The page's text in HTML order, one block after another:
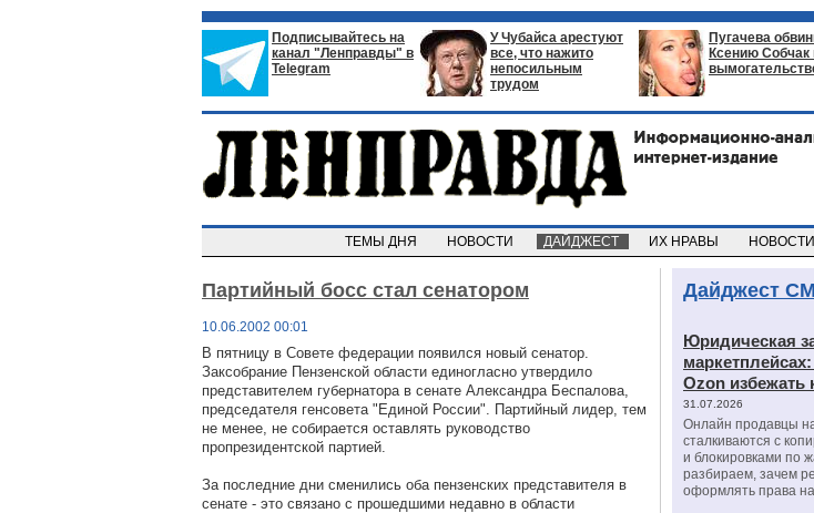
Подписывайтесь на
канал "Ленправды" в
Telegram
У Чубайса арестуют
все, что нажито
непосильным
трудом
Пугачева
Ксению Собчак
ТЕМЫ ДНЯ НОВОСТИ ДАЙДЖЕСТ ИХ НРАВЫ
Партийный босс стал сенатором
10.06.2002 00:01
В пятницу в Совете федерации появился новый сенатор.
Заксобрание Пензенской области единогласно утвердило
представителем губернатора в сенате Александра Беспалова,
председателя генсовета "Единой России". Партийный лидер, тем
не менее, не собирается оставлять руководство
пропрезидентской партией.
За последние дни сменились оба пензенских представителя в
сенате - это связано с прошедшими недавно в области
Дайджест
Юридическая
Ozon избежать
31.07.2026
Онлайн продавцы
сталкиваются с
и блокировками по
разбираем, зачем
оформлять права